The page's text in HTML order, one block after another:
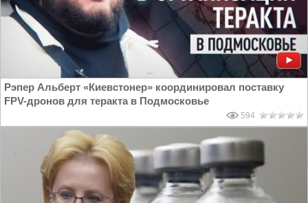
Рэпер Альберт «Киевстонер» координировал поставку
FPV-дронов для теракта в Подмосковье
594